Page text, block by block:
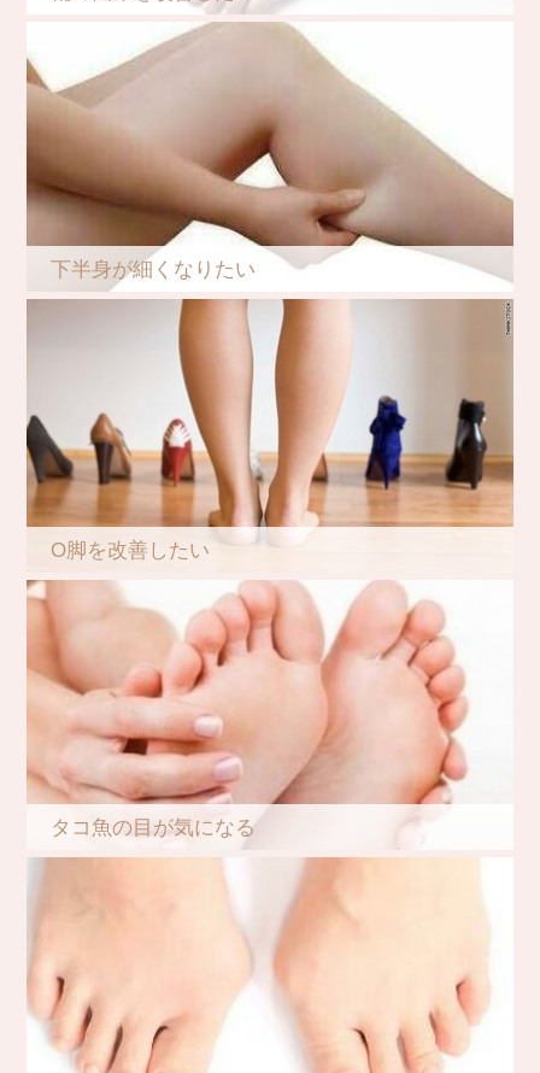
下半身が細くなりたい
O脚を改善したい
タコ魚の目が気になる